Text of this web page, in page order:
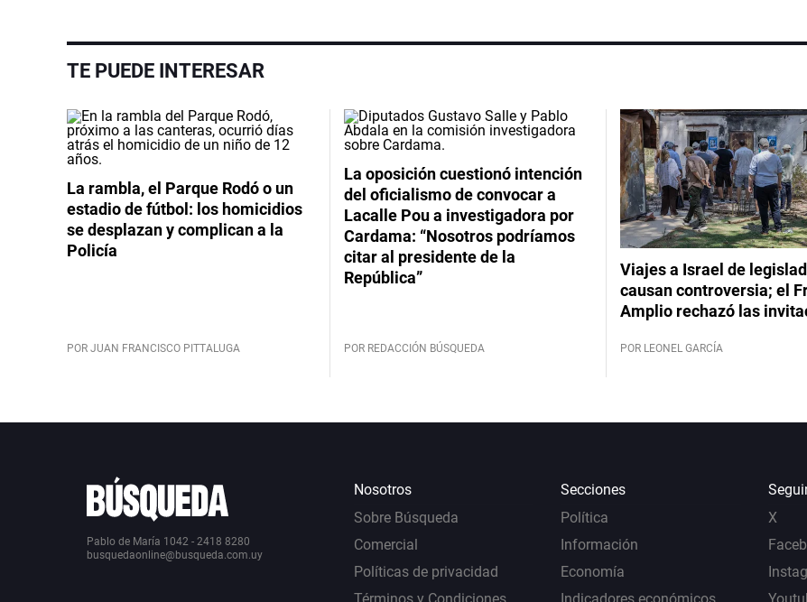
TE PUEDE INTERESAR
La rambla, el Parque Rodó o un
estadio de fútbol: los homicidios
se desplazan y complican a la
Policía
POR JUAN FRANCISCO PITTALUGA
La oposición cuestionó intención
del oficialismo de convocar a
Lacalle Pou a investigadora por
Cardama: “Nosotros podríamos
citar al presidente de la
República”
POR REDACCIÓN BÚSQUEDA
Viajes a Israel de
causan controversia; el
Amplio rechazó las
POR LEONEL GARCÍA
Pablo de María 1042 - 2418 8280
busquedaonline@busqueda.com.uy
Nosotros
Sobre Búsqueda
Comercial
Políticas de privacidad
Secciones
Política
Información
Economía
X